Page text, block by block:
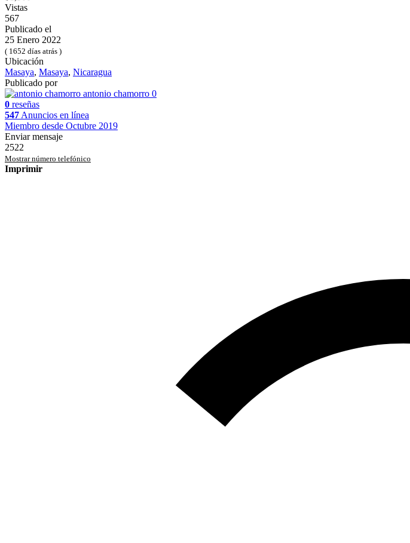
Vistas
567
Publicado el
25 Enero 2022
( 1652 días atrás )
Ubicación
Masaya, Masaya, Nicaragua
Publicado por
antonio chamorro 0
0 reseñas
547 Anuncios en línea
Miembro desde Octubre 2019
Enviar mensaje
2522
Mostrar número telefónico
Imprimir